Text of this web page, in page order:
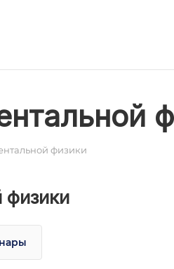
физики
физики